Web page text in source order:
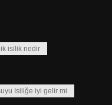
isilik nedir
Isiliğe iyi gelir mi